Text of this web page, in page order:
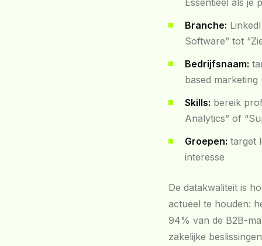
Essentieel als je
Branche:
Software” tot
Bedrijfsnaam:
based marketing
Skills: bereik
Analytics” of
Groepen: target
interesse
De datakwaliteit is
actueel te houden:
94% van de B2B-
zakelijke